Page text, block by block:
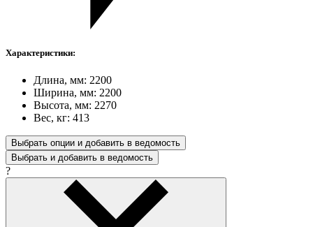
Характеристики:
Длина, мм: 2200
Ширина, мм: 2200
Высота, мм: 2270
Вес, кг: 413
Выбрать опции и добавить в ведомость
Выбрать и добавить в ведомость
?